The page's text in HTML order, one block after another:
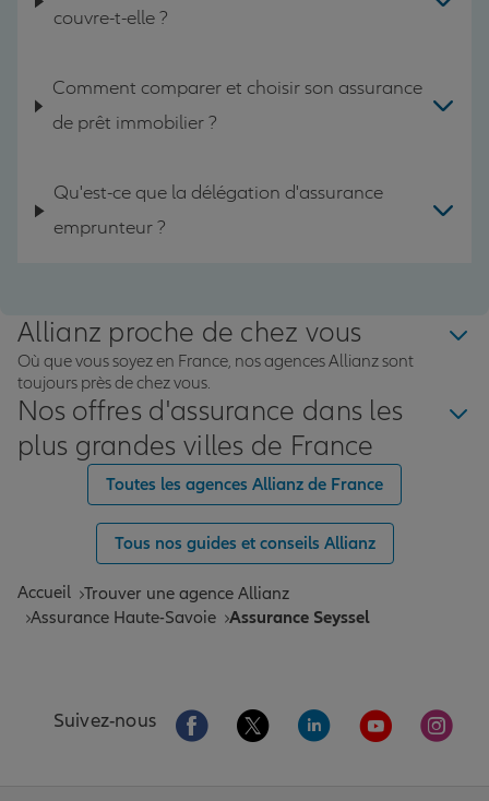
couvre-t-elle ?
Comment comparer et choisir son assurance
de prêt immobilier ?
Qu'est-ce que la délégation d'assurance
emprunteur ?
Allianz proche de chez vous
Où que vous soyez en France, nos agences Allianz sont
toujours près de chez vous.
Nos offres d'assurance dans les
plus grandes villes de France
Toutes les agences Allianz de France
Tous nos guides et conseils Allianz
Accueil Trouver une agence Allianz
Assurance Haute-Savoie Assurance Seyssel
Suivez-nous Aller sur la page Facebook de Allianz
Aller sur la page Twitter de
Aller sur la page
Aller sur la
Aller